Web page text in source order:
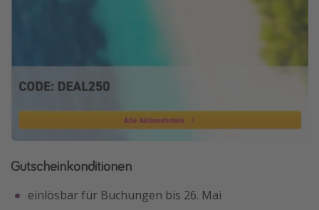
Gutscheinkonditionen
einlösbar für Buchungen bis 26. Mai